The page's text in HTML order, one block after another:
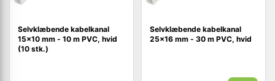
Selvklæbende kabelkanal
15×10 mm - 10 m PVC, hvid
(10 stk.)
Selvklæbende kabelkanal
25×16 mm - 30 m PVC, hvid